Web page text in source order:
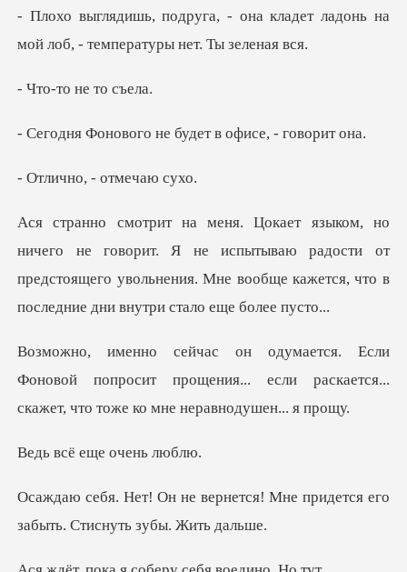
на кладет ладонь на
мой лоб, -
о не то
о не будет в офис
о, - отм
ит. Я не испытываю радости от
предстоящего увольнения. Мне воо
овой попросит прощения... если раскается...
ск
еще оче
ется! Мне придется его
забыть